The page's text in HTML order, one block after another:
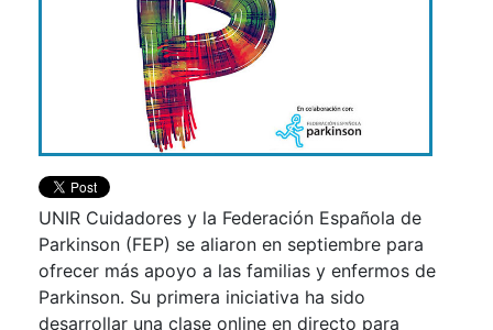
UNIR Cuidadores y la Federación Española de
Parkinson (FEP) se aliaron en septiembre para
ofrecer más apoyo a las familias y enfermos de
Parkinson. Su primera iniciativa ha sido
desarrollar una clase online en directo para